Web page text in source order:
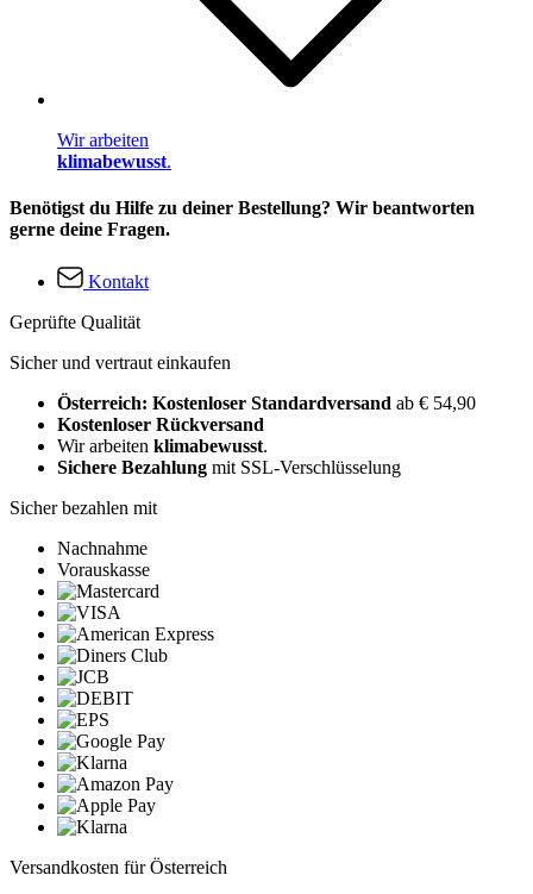
Wir arbeiten
klimabewusst.
Benötigst du Hilfe zu deiner Bestellung? Wir beantworten
gerne deine Fragen.
Kontakt
Geprüfte Qualität
Sicher und vertraut einkaufen
Österreich: Kostenloser Standardversand ab € 54,90
Kostenloser Rückversand
Wir arbeiten klimabewusst.
Sichere Bezahlung mit SSL-Verschlüsselung
Sicher bezahlen mit
Nachnahme
Vorauskasse
Versandkosten für Österreich